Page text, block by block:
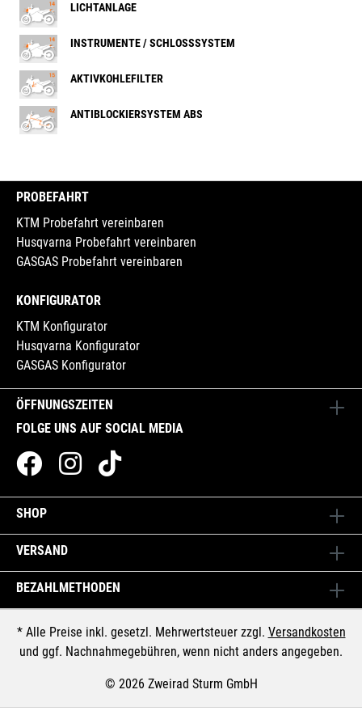
LICHTANLAGE
INSTRUMENTE / SCHLOSSSYSTEM
AKTIVKOHLEFILTER
ANTIBLOCKIERSYSTEM ABS
ÖFFNUNGSZEITEN
FOLGE UNS AUF SOCIAL MEDIA
PROBEFAHRT
KTM Probefahrt vereinbaren
Husqvarna Probefahrt vereinbaren
GASGAS Probefahrt vereinbaren
KONFIGURATOR
KTM Konfigurator
Husqvarna Konfigurator
GASGAS Konfigurator
SHOP
VERSAND
BEZAHLMETHODEN
* Alle Preise inkl. gesetzl. Mehrwertsteuer zzgl. Versandkosten
und ggf. Nachnahmegebühren, wenn nicht anders angegeben.
© 2026 Zweirad Sturm GmbH